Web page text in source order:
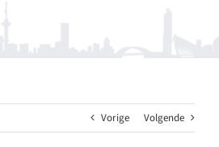
Vorige Volgende